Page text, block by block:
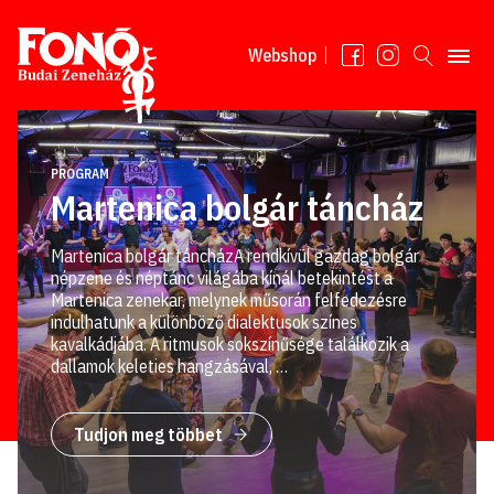
Tovább a tartalomhoz
Webshop
PROGRAM
Martenica bolgár táncház
Martenica bolgár táncházA rendkívül gazdag bolgár
népzene és néptánc világába kínál betekintést a
Martenica zenekar, melynek műsorán felfedezésre
indulhatunk a különböző dialektusok színes
kavalkádjába. A ritmusok sokszínűsége találkozik a
dallamok keleties hangzásával, …
Tudjon meg többet